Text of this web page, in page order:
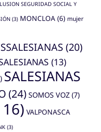
SEGURIDAD SOCIAL Y
(3) MONCLOA (6) mujer
(20)
(13)
SALESIANAS
(24) SOMOS VOZ (7)
VALPONASCA
(3)